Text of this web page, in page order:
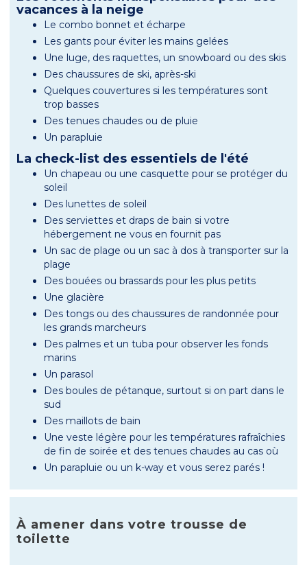
vacances à la neige
Le combo bonnet et écharpe
Les gants pour éviter les mains gelées
Une luge, des raquettes, un snowboard ou des skis
Des chaussures de ski, après-ski
Quelques couvertures si les températures sont
trop basses
Des tenues chaudes ou de pluie
Un parapluie
La check-list des essentiels de l'été
Un chapeau ou une casquette pour se protéger du
soleil
Des lunettes de soleil
Des serviettes et draps de bain si votre
hébergement ne vous en fournit pas
Un sac de plage ou un sac à dos à transporter sur la
plage
Des bouées ou brassards pour les plus petits
Une glacière
Des tongs ou des chaussures de randonnée pour
les grands marcheurs
Des palmes et un tuba pour observer les fonds
marins
Un parasol
Des boules de pétanque, surtout si on part dans le
sud
Des maillots de bain
Une veste légère pour les températures rafraîchies
de fin de soirée et des tenues chaudes au cas où
Un parapluie ou un k-way et vous serez parés !
À amener dans votre trousse de
toilette